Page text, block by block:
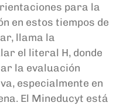
para la
en estos tiempos de
, llama la
el literal H, donde
la evaluación
, especialmente en
El Mineducyt está